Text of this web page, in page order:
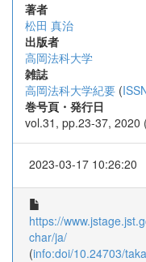
著者
松田 真治
出版者
高岡法科大学
雑誌
高岡法科大学紀要 (
巻号頁・発行日
vol.31, pp.23-37, 2020
2023-03-17 10:26:20
https://
char/ja/
(info:doi/10.24703/